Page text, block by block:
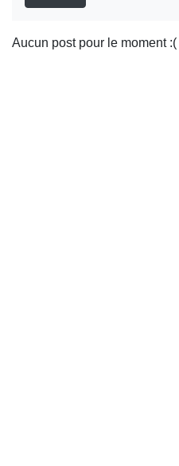
Aucun post pour le moment :(